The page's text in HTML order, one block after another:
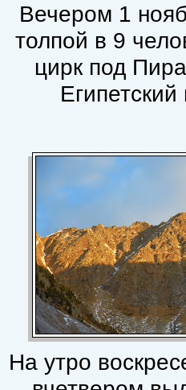
Вечером 1
толпой в 9
цирк под
На утро